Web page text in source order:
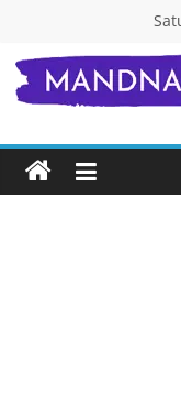
content
जाने
एक-